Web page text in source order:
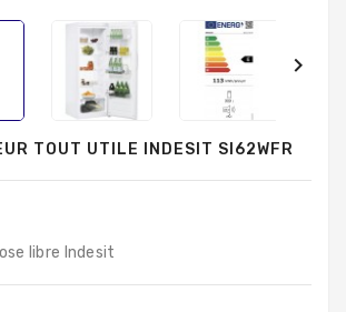

TOUT UTILE INDESIT SI62WFR
libre Indesit